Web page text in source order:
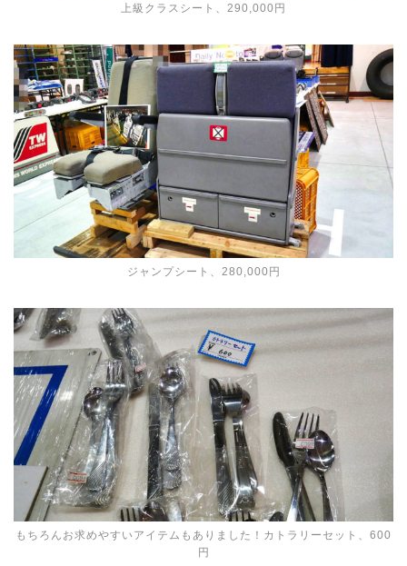
上級クラスシート、290,000円
ジャンプシート、280,000円
もちろんお求めやすいアイテムもありました！カトラリーセット、600
円